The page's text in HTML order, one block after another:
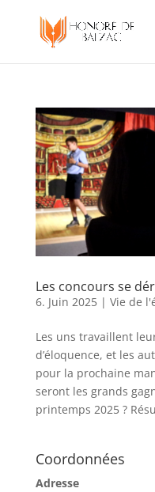
Les concours se
6. Juin 2025| Vie de
Les uns travaillent
d’éloquence, et les
pour la prochaine
seront les grands
printemps 2025 ?
Coordonnées
Adresse